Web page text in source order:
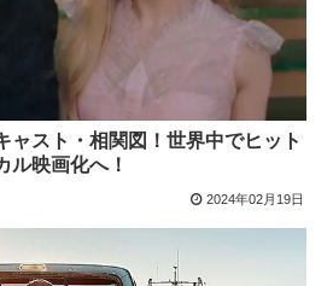
ャスト・相関図！世界中でヒット
ル映画化へ！
2024年02月19日